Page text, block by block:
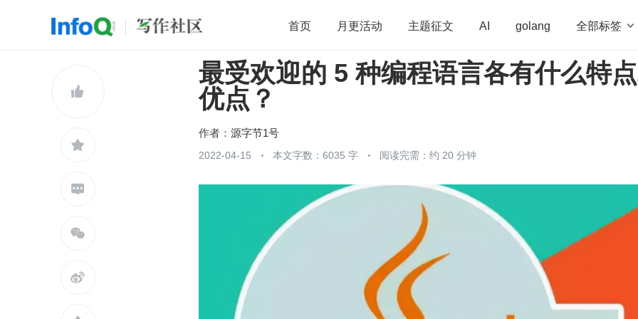
首页 月更活动 主题征文 AI golang 全部标签 
开源 架构 OpenHarmony 算法 学习方法 Web3.0 高
前端 团队管理





最受欢迎的 5 种编程语言各有什么特
优点？
作者： 源字节1号
2022-04-15 本文字数：6035 字 阅读完需：约 20 分钟